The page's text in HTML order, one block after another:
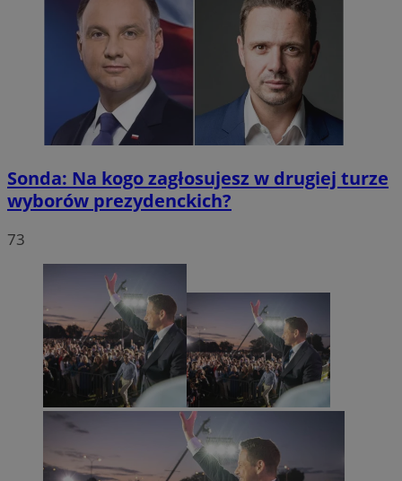
Sonda: Na kogo zagłosujesz w drugiej turze
wyborów prezydenckich?
73